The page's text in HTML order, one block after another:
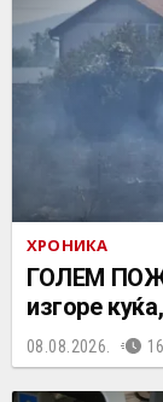
ХРОНИКА
ГОЛЕМ
изгоре
08.08.2026.